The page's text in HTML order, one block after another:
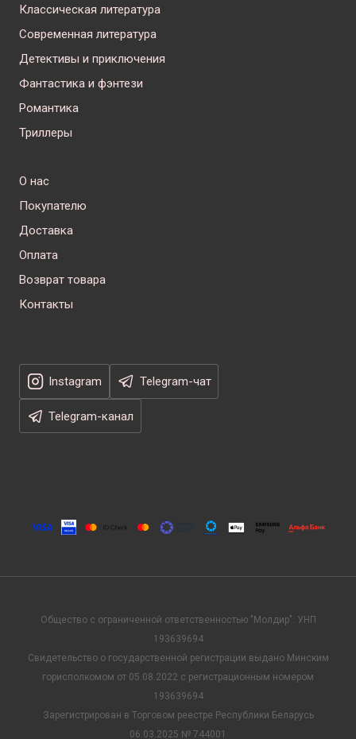
Классическая литература
Современная литература
Детективы и приключения
Фантастика и фэнтези
Романтика
Триллеры
О нас
Покупателю
Доставка
Оплата
Возврат товара
Контакты
Instagram Telegram-чат
Telegram-канал
Общество с ограниченной ответственностью "Молдир". УНП
193639694
Свидетельство о государственной регистрации выдано Минским
горисполкомом от 05.08.2022 с регистрационным номером
193639694
Зарегистрирован в Торговом реестре Республики Беларусь
06.03.2025 № 744001